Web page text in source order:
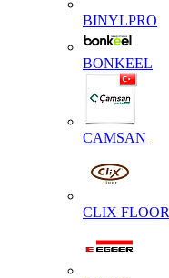
BINYLPRO
BONKEEL
CAMSAN
CLIX FLOOR